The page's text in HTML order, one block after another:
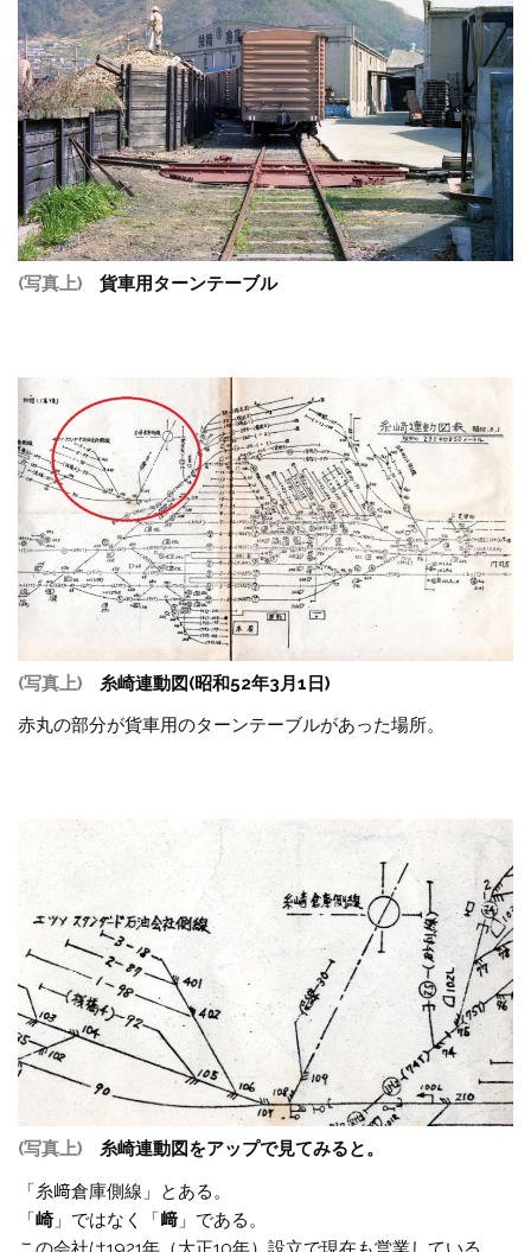
(写真上) 貨車用ターンテーブル
(写真上)
糸崎連動図(昭和52年3月1日)
赤丸の部分が貨車用のターンテーブルがあった場所。
(写真上)
糸崎連動図をアップで見てみると。
「糸﨑倉庫側線」とある。
「崎」ではなく「﨑 」である。